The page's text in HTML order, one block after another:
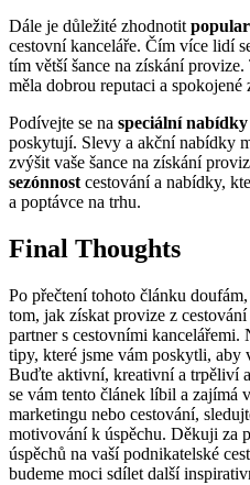
Dále je důležité zhodnotit
cestovní kanceláře. Čím více lidí
tím větší šance na získání
měla dobrou reputaci a spokojené
Podívejte se na speciální nabídky
poskytují. Slevy a akční nabídky
zvýšit vaše šance na získání
sezónnost cestování a nabídky,
a poptávce na trhu.
Final Thoughts
Po přečtení tohoto článku
tom, jak získat provize z
partner s cestovními kancelářemi.
tipy, které jsme vám poskytli, aby
Buďte aktivní, kreativní a trpěliví
se vám tento článek líbil a zajímá
marketingu nebo cestování,
motivování k úspěchu. Děkuji za
úspěchů na vaší podnikatelské
budeme moci sdílet další